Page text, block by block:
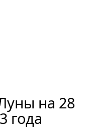
на 28
года